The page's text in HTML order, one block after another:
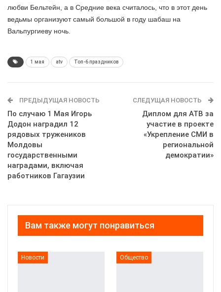
любви Бельтейн, а в Средние века считалось, что в этот день
ведьмы организуют самый большой в году шабаш на
Вальпургиеву ночь.
1 мая atv Топ-6 праздников
ПРЕДЫДУЩАЯ НОВОСТЬ
По случаю 1 Мая Игорь
Додон наградил 12
рядовых тружеников
Молдовы
государственными
наградами, включая
работников Гагаузии
СЛЕДУЩАЯ НОВОСТЬ
Диплом для АТВ за
участие в проекте
«Укрепление СМИ в
региональной
демократии»
Вам также могут понравиться
Новости Общество